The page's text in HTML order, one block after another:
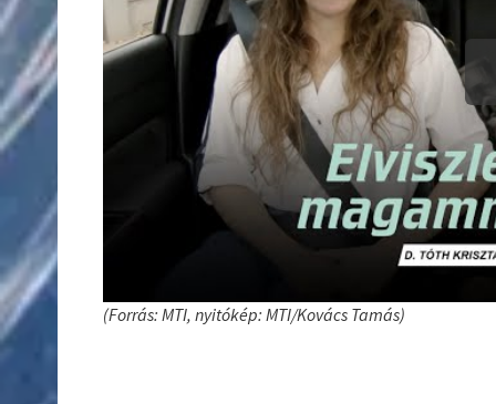
(Forrás: MTI, nyitókép: MTI/Kovács Tamás)